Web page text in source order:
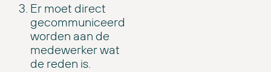
Er moet direct
gecommuniceerd
worden aan de
medewerker wat
de reden is.